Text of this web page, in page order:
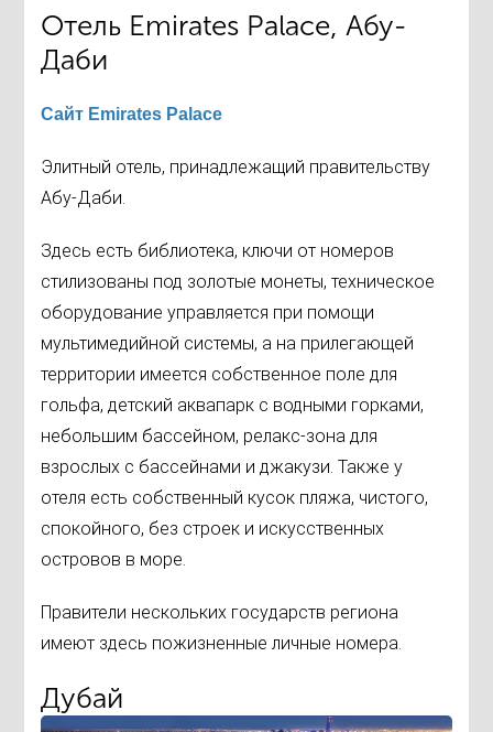
Отель Emirates Palace, Абу-
Даби
Сайт Emirates Palace
Элитный отель, принадлежащий правительству
Абу-Даби.
Здесь есть библиотека, ключи от номеров
стилизованы под золотые монеты, техническое
оборудование управляется при помощи
мультимедийной системы, а на прилегающей
территории имеется собственное поле для
гольфа, детский аквапарк с водными горками,
небольшим бассейном, релакс-зона для
взрослых с бассейнами и джакузи. Также у
отеля есть собственный кусок пляжа, чистого,
спокойного, без строек и искусственных
островов в море.
Правители нескольких государств региона
имеют здесь пожизненные личные номера.
Дубай